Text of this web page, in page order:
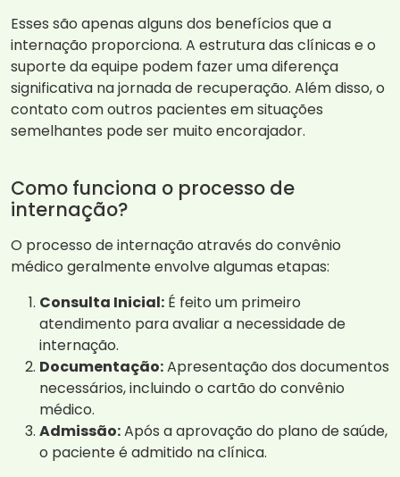
Esses são apenas alguns dos benefícios que a
internação proporciona. A estrutura das clínicas e o
suporte da equipe podem fazer uma diferença
significativa na jornada de recuperação. Além disso, o
contato com outros pacientes em situações
semelhantes pode ser muito encorajador.
Como funciona o processo de
internação?
O processo de internação através do convênio
médico geralmente envolve algumas etapas:
Consulta Inicial: É feito um primeiro
atendimento para avaliar a necessidade de
internação.
Documentação:Apresentação dos documentos
necessários, incluindo o cartão do convênio
médico.
Admissão:Após a aprovação do plano de saúde,
o paciente é admitido na clínica.